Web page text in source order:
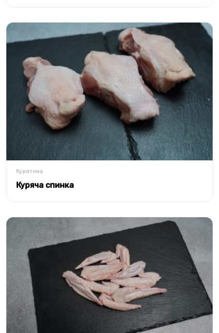
Курятина
Куряча спинка